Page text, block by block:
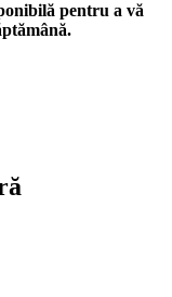
pentru a vă